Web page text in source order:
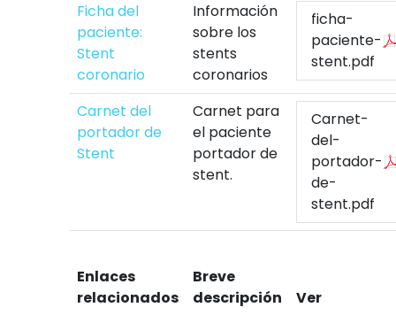
Ficha del
paciente:
Stent
coronario
Información
sobre los
stents
coronarios
ficha-
paciente-
stent.pdf
Carnet del
portador de
Stent
Carnet para
el paciente
portador de
stent.
Carnet-
del-
portador-
de-
stent.pdf
Enlaces
relacionados
Breve
descripción
Ver